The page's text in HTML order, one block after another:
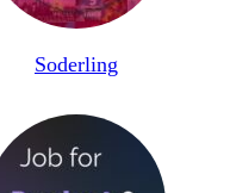
Soderling